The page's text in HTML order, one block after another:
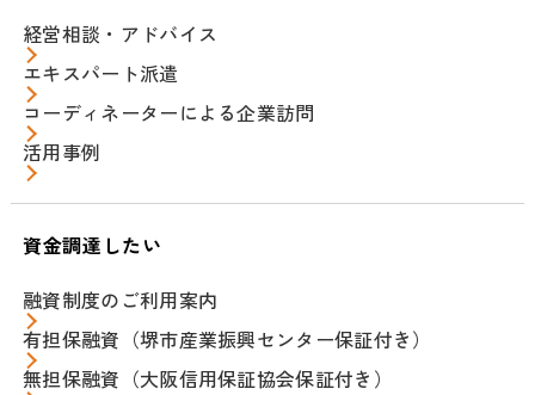
経営相談・アドバイス
エキスパート派遣
コーディネーターによる企業訪問
活用事例
資金調達したい
融資制度のご利用案内
有担保融資（堺市産業振興センター保証付き）
無担保融資（大阪信用保証協会保証付き）